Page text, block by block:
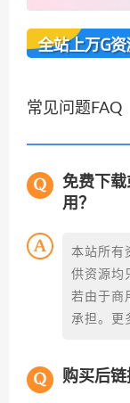
常见问题FAQ
免费下
用？
本站所有
供资源均
若由于商
承担。更
购买后链